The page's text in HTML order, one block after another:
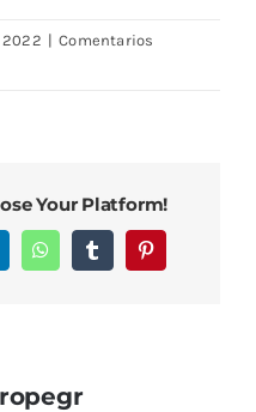
2022 | Comentarios
Your Platform!
WhatsAppTumblrPinterest